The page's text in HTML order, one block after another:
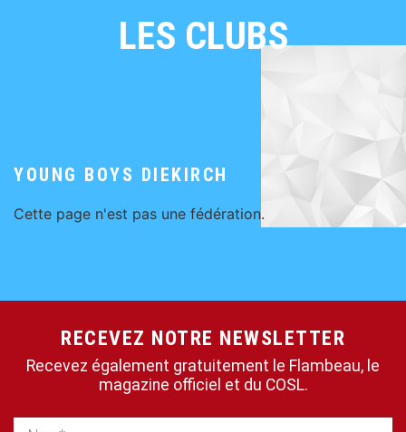
LES CLUBS
YOUNG BOYS DIEKIRCH
Cette page n'est pas une fédération.
RECEVEZ NOTRE NEWSLETTER
Recevez également gratuitement le Flambeau, le
magazine officiel et du COSL.